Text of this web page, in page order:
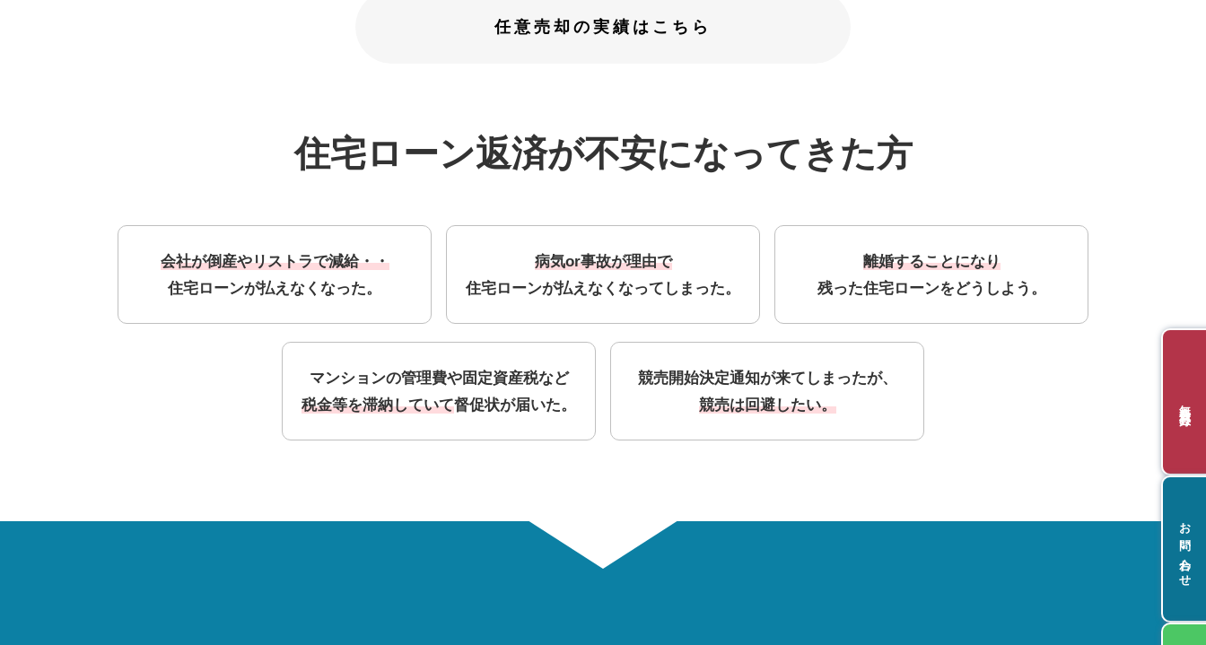
任意売却の実績はこちら
住宅ローン返済が不安になってきた方
会社が倒産やリストラで減給・・
住宅ローンが払えなくなった。
病気or事故が理由で
住宅ローンが払えなくなってしまった。
離婚することになり
残った住宅ローンをどうしよう。
マンションの管理費や固定資産税など
税金等を滞納していて督促状が届いた。
競売開始決定通知が来てしまったが、
競売は回避したい。
お問い合わせ